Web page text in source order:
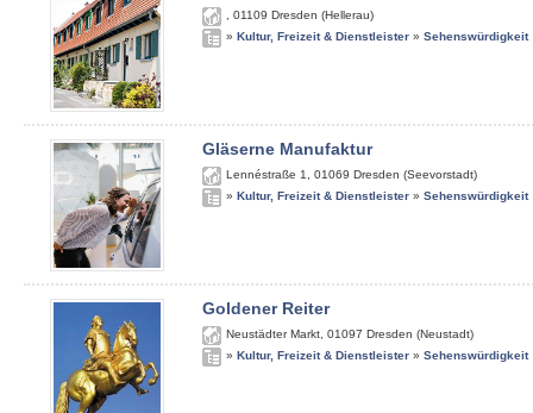
01109 Dresden (Hellerau)
» Kultur, Freizeit & Dienstleister » Sehenswürdigkeit
Gläserne Manufaktur
Lennéstraße 1 01069 Dresden (Seevorstadt)
» Kultur, Freizeit & Dienstleister » Sehenswürdigkeit
Goldener Reiter
Neustädter Markt 01097 Dresden (Neustadt)
» Kultur, Freizeit & Dienstleister » Sehenswürdigkeit